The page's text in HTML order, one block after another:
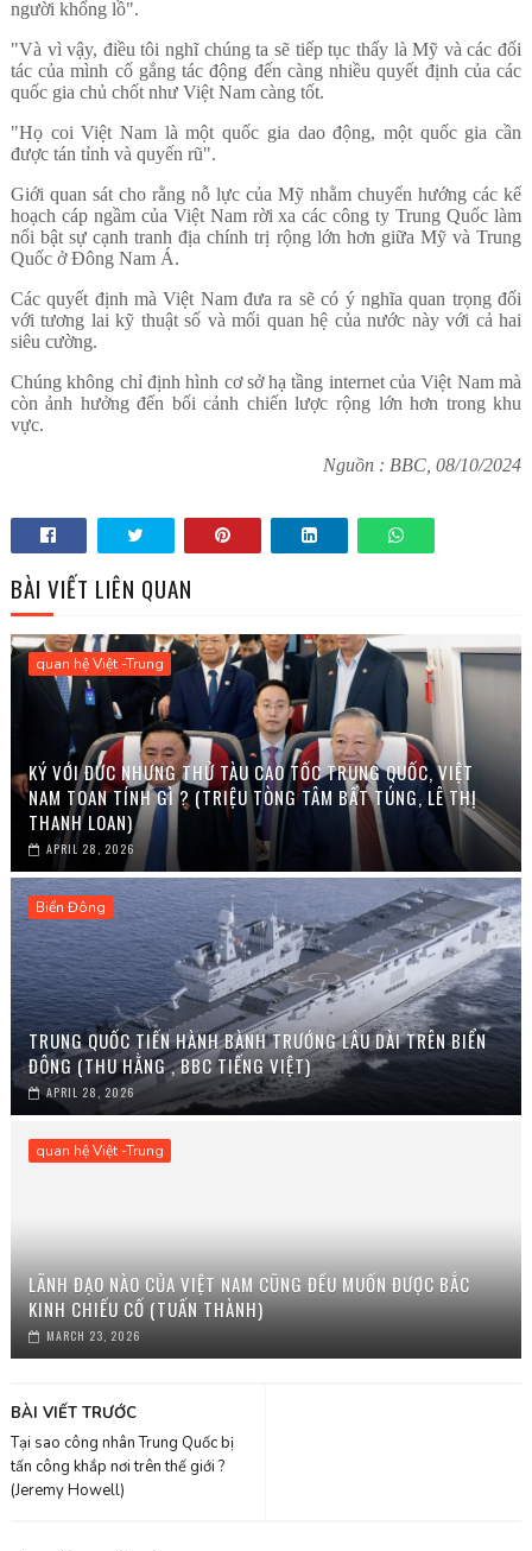
người khổng lồ".
"Và vì vậy, điều tôi nghĩ chúng ta sẽ tiếp tục thấy là Mỹ và các đối
tác của mình cố gắng tác động đến càng nhiều quyết định của các
quốc gia chủ chốt như Việt Nam càng tốt.
"Họ coi Việt Nam là một quốc gia dao động, một quốc gia cần
được tán tỉnh và quyến rũ".
Giới quan sát cho rằng nỗ lực của Mỹ nhằm chuyển hướng các kế
hoạch cáp ngầm của Việt Nam rời xa các công ty Trung Quốc làm
nổi bật sự cạnh tranh địa chính trị rộng lớn hơn giữa Mỹ và Trung
Quốc ở Đông Nam Á.
Các quyết định mà Việt Nam đưa ra sẽ có ý nghĩa quan trọng đối
với tương lai kỹ thuật số và mối quan hệ của nước này với cả hai
siêu cường.
Chúng không chỉ định hình cơ sở hạ tầng internet của Việt Nam mà
còn ảnh hưởng đến bối cảnh chiến lược rộng lớn hơn trong khu
vực.
Nguồn : BBC, 08/10/2024
BÀI VIẾT LIÊN QUAN
quan hệ Việt -Trung
KÝ VỚI ĐỨC NHƯNG THỬ TÀU CAO TỐC TRUNG QUỐC, VIỆT
NAM TOAN TÍNH GÌ ? (TRIỆU TÒNG TÂM BẤT TÚNG, LÊ THỊ
THANH LOAN)
APRIL 28, 2026
Biển Đông
TRUNG QUỐC TIẾN HÀNH BÀNH TRƯỚNG LÂU DÀI TRÊN BIỂN
ĐÔNG (THU HẰNG , BBC TIẾNG VIỆT)
APRIL 28, 2026
quan hệ Việt -Trung
LÃNH ĐẠO NÀO CỦA VIỆT NAM CŨNG ĐỀU MUỐN ĐƯỢC BẮC
KINH CHIẾU CỐ (TUẤN THÀNH)
MARCH 23, 2026
BÀI VIẾT TRƯỚC
Tại sao công nhân Trung Quốc bị
tấn công khắp nơi trên thế giới ?
(Jeremy Howell)